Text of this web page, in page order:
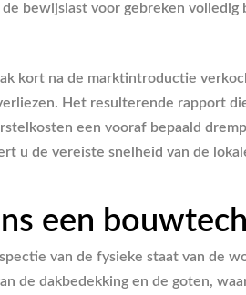
bewijslast voor gebreken volledig
kort na de marktintroductie
Het resulterende rapport
een vooraf bepaald
u de vereiste snelheid van de
een
van de fysieke staat van
de dakbedekking en de goten,